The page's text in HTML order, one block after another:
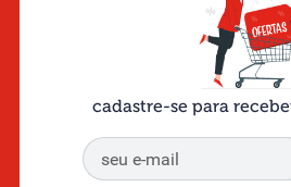
cadastre-se para